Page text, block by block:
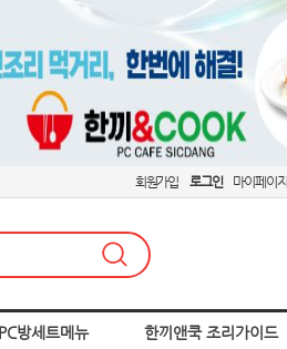
회원가입 로그인 마이페이지
PC방세트메뉴 한끼앤쿡 조리가이드